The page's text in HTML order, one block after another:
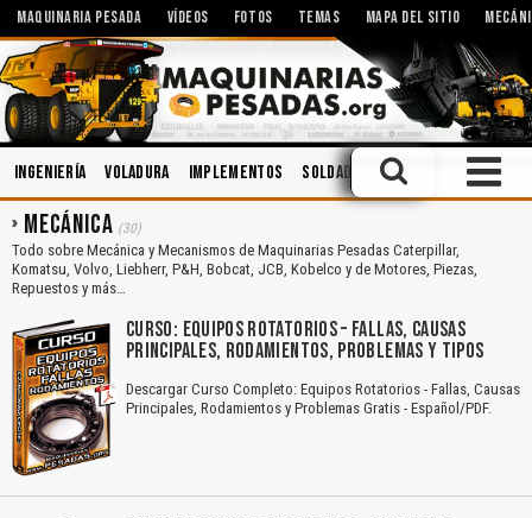
MAQUINARIA PESADA VÍDEOS FOTOS TEMAS MAPA DEL SITIO
Ingeniería Voladura Implementos Soldadura Seguridad
MECÁNICA (30)
Todo sobre Mecánica y Mecanismos de Maquinarias Pesadas Caterpillar,
Komatsu, Volvo, Liebherr, P&H, Bobcat, JCB, Kobelco y de Motores, Piezas,
Repuestos y más…
CURSO: EQUIPOS ROTATORIOS – FALLAS, CAUSAS
PRINCIPALES, RODAMIENTOS, PROBLEMAS Y TIPOS
Descargar Curso Completo: Equipos Rotatorios - Fallas, Causas
Principales, Rodamientos y Problemas Gratis - Español/PDF.